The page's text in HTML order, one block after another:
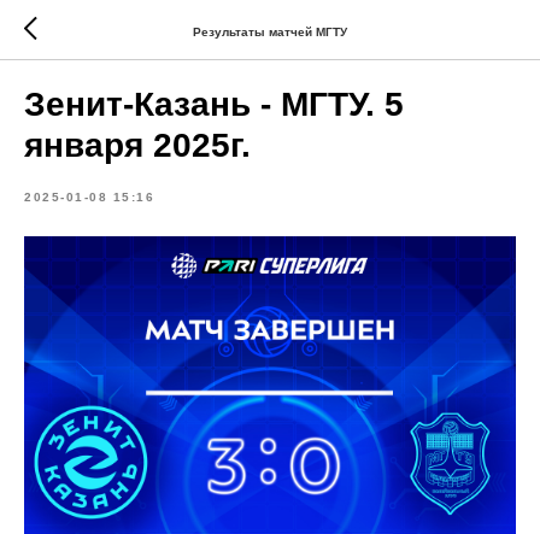
Результаты матчей МГТУ
Зенит-Казань - МГТУ. 5
января 2025г.
2025-01-08 15:16